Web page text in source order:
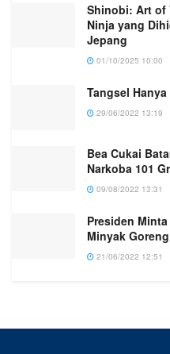
Shinobi: Art of
Ninja yang
Jepang
01/10/2025 10:00
Tangsel
29/06/2022 13:19
Bea Cukai
Narkoba 101
09/08/2022 13:31
Presiden
Minyak
21/06/2022 12:51